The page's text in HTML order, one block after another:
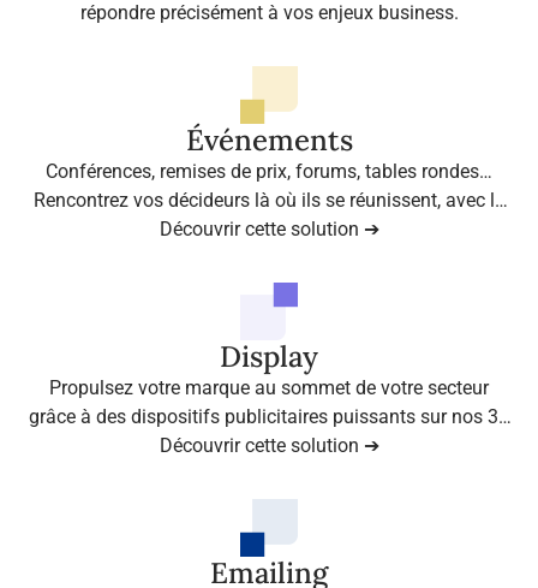
répondre précisément à vos enjeux business.
Événements
Conférences, remises de prix, forums, tables rondes…
Rencontrez vos décideurs là où ils se réunissent, avec la
légitimité des médias professionnels de référence.
Découvrir cette solution ➔
Display
Propulsez votre marque au sommet de votre secteur
grâce à des dispositifs publicitaires puissants sur nos 35
sites médias leaders.
Découvrir cette solution ➔
Emailing